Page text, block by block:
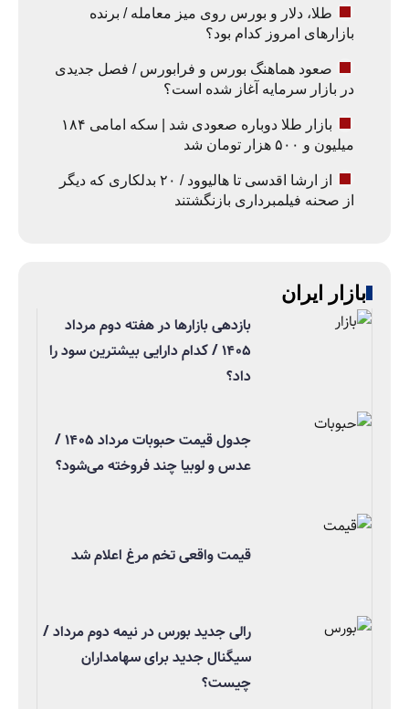
طلا، دلار و بورس روی میز معامله / برنده
بازارهای امروز کدام بود؟
صعود هماهنگ بورس و فرابورس / فصل جدیدی
در بازار سرمایه آغاز شده است؟
بازار طلا دوباره صعودی شد | سکه امامی ۱۸۴
میلیون و ۵۰۰ هزار تومان شد
از ارشا اقدسی تا هالیوود / ۲۰ بدلکاری که دیگر
از صحنه فیلمبرداری بازنگشتند
بازار ایران
بازدهی بازارها در هفته دوم مرداد
۱۴۰۵ / کدام دارایی بیشترین سود را
داد؟
جدول قیمت حبوبات مرداد ۱۴۰۵ /
عدس و لوبیا چند فروخته می‌شود؟
قیمت واقعی تخم مرغ اعلام شد
رالی جدید بورس در نیمه دوم مرداد /
سیگنال جدید برای سهامداران
چیست؟